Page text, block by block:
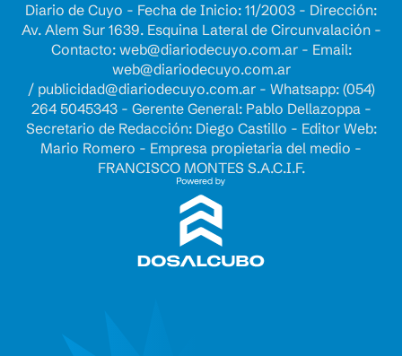
Diario de Cuyo - Fecha de Inicio: 11/2003 - Dirección:
Av. Alem Sur 1639. Esquina Lateral de Circunvalación -
Contacto: web@diariodecuyo.com.ar- Email:
web@diariodecuyo.com.ar
/ publicidad@diariodecuyo.com.ar- Whatsapp: (054)
264 5045343 - Gerente General: Pablo Dellazoppa -
Secretario de Redacción: Diego Castillo - Editor Web:
Mario Romero - Empresa propietaria del medio -
FRANCISCO MONTES S.A.C.I.F.